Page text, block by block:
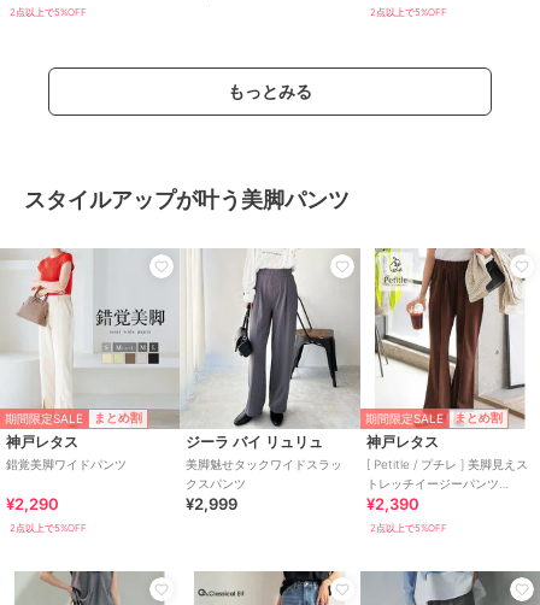
2点以上で5%OFF 2点以上で5%OFF
もっとみる
スタイルアップが叶う美脚パンツ
期間限定SALE まとめ割
神戸レタス
錯覚美脚ワイドパンツ
¥2,290
2点以上で5%OFF
ジーラ バイ リュリュ
美脚魅せタックワイドスラッ
クスパンツ
¥2,999
期間限定SALE まとめ割
神戸レタス
[ Petitle / プチレ ] 美脚見えス
トレッチイージーパンツ
[M4266]
¥2,390
2点以上で5%OFF